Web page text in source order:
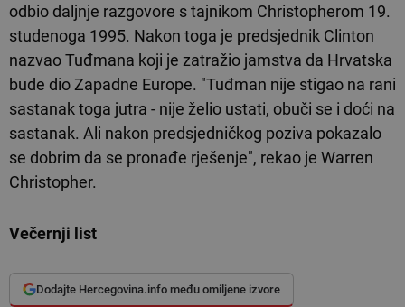
odbio daljnje razgovore s tajnikom Christopherom 19.
studenoga 1995. Nakon toga je predsjednik Clinton
nazvao Tuđmana koji je zatražio jamstva da Hrvatska
bude dio Zapadne Europe. "Tuđman nije stigao na rani
sastanak toga jutra - nije želio ustati, obuči se i doći na
sastanak. Ali nakon predsjedničkog poziva pokazalo
se dobrim da se pronađe rješenje", rekao je Warren
Christopher.
Večernji list
Dodajte Hercegovina.info među omiljene izvore